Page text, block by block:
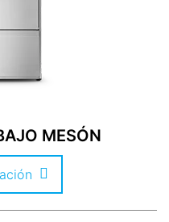
MESÓN